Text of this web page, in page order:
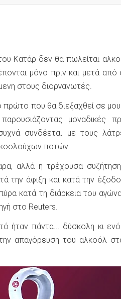
Κατάρ δεν θα πωλείται
μόνο πριν και μετά από
στους διοργανωτές.
πρώτο που θα διεξαχθεί σε
μοναδικές
συνδέεται με τους
ποτών.
αλλά η τρέχουσα συζήτηση
την άφιξη και κατά την
κατά τη διάρκεια του
στο Reuters.
πάντα... δύσκολη κι
απαγόρευση του αλκοόλ